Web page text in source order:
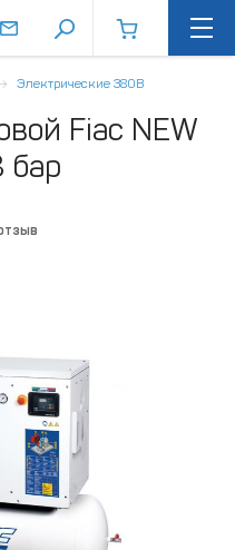
Электрические 380В
Fiac NEW
бар